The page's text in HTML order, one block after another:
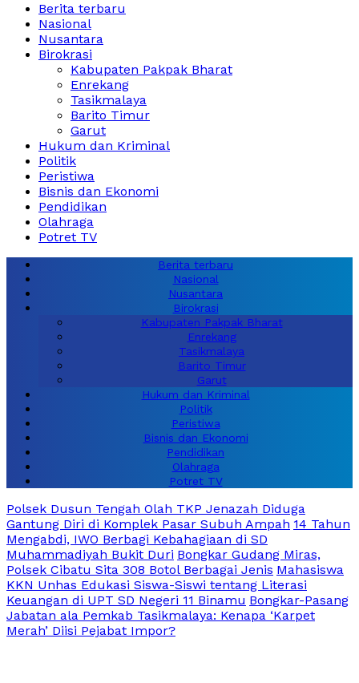
Berita terbaru
Nasional
Nusantara
Birokrasi
Kabupaten Pakpak Bharat
Enrekang
Tasikmalaya
Barito Timur
Garut
Hukum dan Kriminal
Politik
Peristiwa
Bisnis dan Ekonomi
Pendidikan
Olahraga
Potret TV
Berita terbaru
Nasional
Nusantara
Birokrasi
Kabupaten Pakpak Bharat
Enrekang
Tasikmalaya
Barito Timur
Garut
Hukum dan Kriminal
Politik
Peristiwa
Bisnis dan Ekonomi
Pendidikan
Olahraga
Potret TV
Polsek Dusun Tengah Olah TKP Jenazah Diduga
Gantung Diri di Komplek Pasar Subuh Ampah 14 Tahun
Mengabdi, IWO Berbagi Kebahagiaan di SD
Muhammadiyah Bukit Duri Bongkar Gudang Miras,
Polsek Cibatu Sita 308 Botol Berbagai Jenis Mahasiswa
KKN Unhas Edukasi Siswa-Siswi tentang Literasi
Keuangan di UPT SD Negeri 11 Binamu Bongkar-Pasang
Jabatan ala Pemkab Tasikmalaya: Kenapa ‘Karpet
Merah’ Diisi Pejabat Impor?